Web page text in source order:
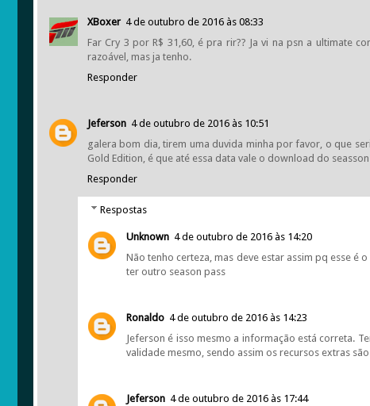
XBoxer 4 de outubro de 2016 às 08:33
Far Cry 3 por R$ 31,60, é pra rir?? Ja vi na psn a ultimate
razoável, mas ja tenho.
Responder
Jeferson 4 de outubro de 2016 às 10:51
galera bom dia, tirem uma duvida minha por favor, o que
Gold Edition, é que até essa data vale o download do
Responder
Respostas
Unknown 4 de outubro de 2016 às 14:20
Não tenho certeza, mas deve estar assim pq esse
ter outro season pass
Ronaldo 4 de outubro de 2016 às 14:23
Jeferson é isso mesmo a informação está correta.
validade mesmo, sendo assim os recursos extras
Jeferson 4 de outubro de 2016 às 17:44